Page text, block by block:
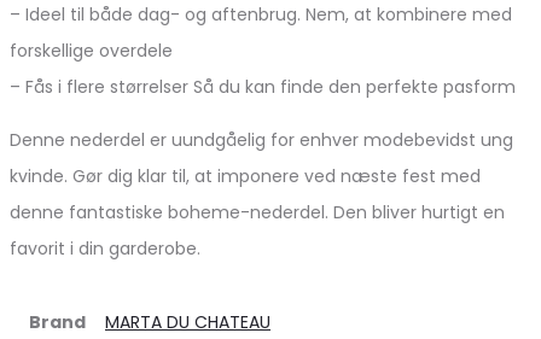
– Ideel til både dag- og aftenbrug. Nem, at kombinere med
forskellige overdele
– Fås i flere størrelser Så du kan finde den perfekte pasform
Denne nederdel er uundgåelig for enhver modebevidst ung
kvinde. Gør dig klar til, at imponere ved næste fest med
denne fantastiske boheme-nederdel. Den bliver hurtigt en
favorit i din garderobe.
Brand MARTA DU CHATEAU